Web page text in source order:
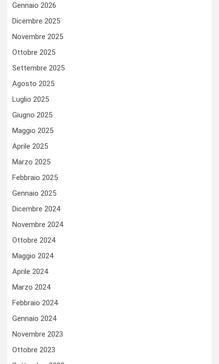
Gennaio 2026
Dicembre 2025
Novembre 2025
Ottobre 2025
Settembre 2025
Agosto 2025
Luglio 2025
Giugno 2025
Maggio 2025
Aprile 2025
Marzo 2025
Febbraio 2025
Gennaio 2025
Dicembre 2024
Novembre 2024
Ottobre 2024
Maggio 2024
Aprile 2024
Marzo 2024
Febbraio 2024
Gennaio 2024
Novembre 2023
Ottobre 2023